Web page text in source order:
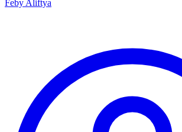
Feby Aliftya